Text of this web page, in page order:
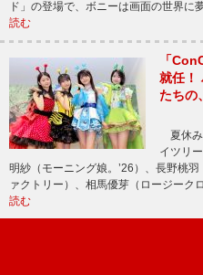
ド」の登場で、ボニーは画面の世界に
読む
「
就任！
たちの
夏休み
イツリ
明紗（モーニング娘。’26）、長野桃
ァクトリー）、相馬優芽（ロージーク
読む